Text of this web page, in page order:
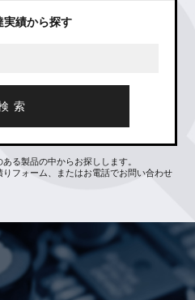
実績から探す
る製品の中からお探しします。
フォーム、またはお電話でお問い合わせ